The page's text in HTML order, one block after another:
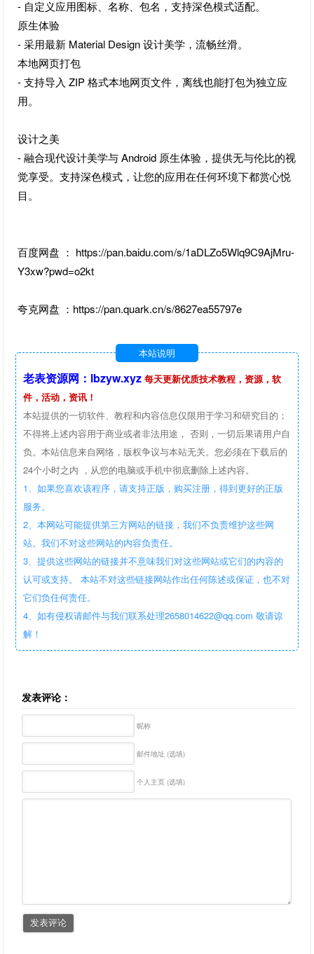
- 自定义应用图标、名称、包名，支持深色模式适配。
原生体验
- 采用最新 Material Design 设计美学，流畅丝滑。
本地网页打包
- 支持导入 ZIP 格式本地网页文件，离线也能打包为独立应
用。
设计之美
- 融合现代设计美学与 Android 原生体验，提供无与伦比的视
觉享受。支持深色模式，让您的应用在任何环境下都赏心悦
目。
百度网盘 ： https://pan.baidu.com/s/1aDLZo5Wlq9C9AjMru-
Y3xw?pwd=o2kt
夸克网盘 ：https://pan.quark.cn/s/8627ea55797e
本站说明
老表资源网：lbzyw.xyz 每天更新优质技术教程，资源，软
件，活动，资讯！
本站提供的一切软件、教程和内容信息仅限用于学习和研究目的；
不得将上述内容用于商业或者非法用途， 否则，一切后果请用户自
负。本站信息来自网络，版权争议与本站无关。您必须在下载后的
24个小时之内 ，从您的电脑或手机中彻底删除上述内容。
1、如果您喜欢该程序，请支持正版，购买注册，得到更好的正版
服务。
2、本网站可能提供第三方网站的链接，我们不负责维护这些网
站。我们不对这些网站的内容负责任。
3、提供这些网站的链接并不意味我们对这些网站或它们的内容的
认可或支持。 本站不对这些链接网站作出任何陈述或保证，也不对
它们负任何责任。
4、如有侵权请邮件与我们联系处理2658014622@qq.com 敬请谅
解！
发表评论：
昵称
邮件地址 (选填)
个人主页 (选填)